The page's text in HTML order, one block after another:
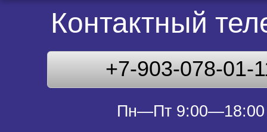
Контактный
+7-903-078-01-
Пн—Пт 9:00—18:00